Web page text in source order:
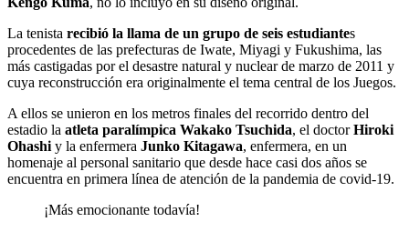
La tenista recibió la llama de un grupo de seis estudiantes
procedentes de las prefecturas de Iwate, Miyagi y Fukushima, las
más castigadas por el desastre natural y nuclear de marzo de 2011 y
cuya reconstrucción era originalmente el tema central de los Juegos.
A ellos se unieron en los metros finales del recorrido dentro del
estadio la atleta paralímpica Wakako Tsuchida, el doctorHiroki
Ohashi y la enfermera Junko Kitagawa, enfermera, en un
homenaje al personal sanitario que desde hace casi dos años se
encuentra en primera línea de atención de la pandemia de covid-19.
¡Más emocionante todavía!